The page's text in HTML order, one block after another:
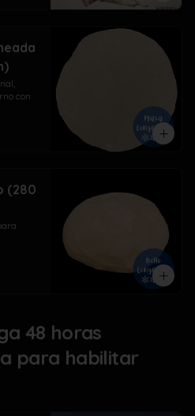
con
(280
48 horas
para habilitar